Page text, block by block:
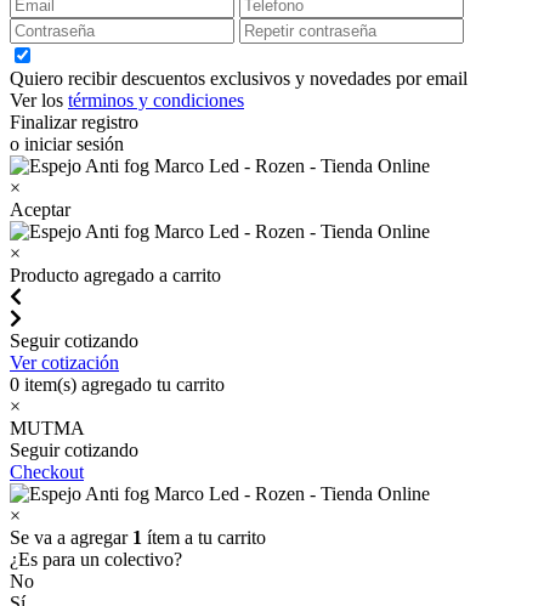
Quiero recibir descuentos exclusivos y novedades por email
Ver los términos y condiciones
Finalizar registro
o iniciar sesión
×
Aceptar
×
Producto agregado a carrito
Seguir cotizando
Ver cotización
0 item(s) agregado tu carrito
×
MUTMA
Seguir cotizando
Checkout
×
Se va a agregar 1 ítem a tu carrito
¿Es para un colectivo?
No